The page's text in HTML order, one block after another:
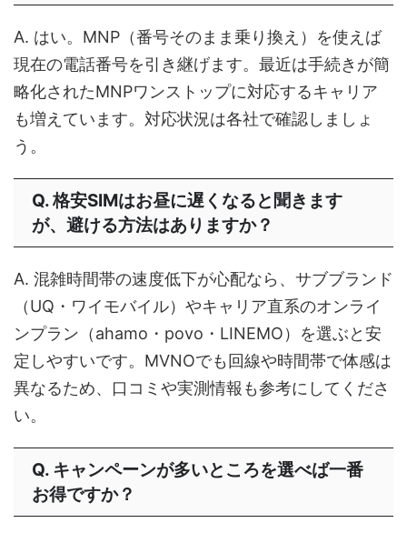
A. はい。MNP（番号そのまま乗り換え）を使えば
現在の電話番号を引き継げます。最近は手続きが簡
略化されたMNPワンストップに対応するキャリア
も増えています。対応状況は各社で確認しましょ
う。
Q. 格安SIMはお昼に遅くなると聞きます
が、避ける方法はありますか？
A. 混雑時間帯の速度低下が心配なら、サブブランド
（UQ・ワイモバイル）やキャリア直系のオンライ
ンプラン（ahamo・povo・LINEMO）を選ぶと安
定しやすいです。MVNOでも回線や時間帯で体感は
異なるため、口コミや実測情報も参考にしてくださ
い。
Q. キャンペーンが多いところを選べば一番
お得ですか？